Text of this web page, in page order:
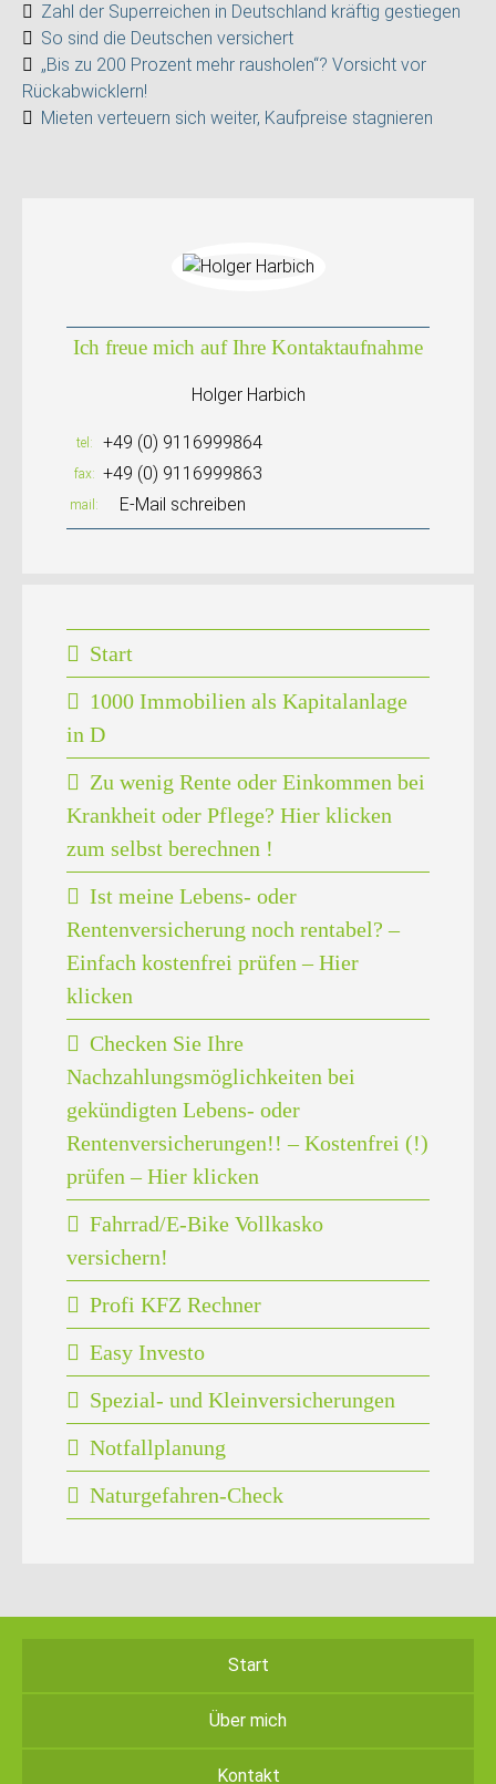
Zahl der Superreichen in Deutschland kräftig gestiegen
So sind die Deutschen versichert
„Bis zu 200 Prozent mehr rausholen“? Vorsicht vor
Rückabwicklern!
Mieten verteuern sich weiter, Kaufpreise stagnieren
Ich freue mich auf Ihre Kontaktaufnahme
Holger Harbich
tel +49 (0) 9116999864
fax +49 (0) 9116999863
mail E-Mail schreiben
Start
1000 Immobilien als Kapitalanlage
in D
Zu wenig Rente oder Einkommen bei
Krankheit oder Pflege? Hier klicken
zum selbst berechnen !
Ist meine Lebens- oder
Rentenversicherung noch rentabel? –
Einfach kostenfrei prüfen – Hier
klicken
Checken Sie Ihre
Nachzahlungsmöglichkeiten bei
gekündigten Lebens- oder
Rentenversicherungen!! – Kostenfrei (!)
prüfen – Hier klicken
Fahrrad/E-Bike Vollkasko
versichern!
Profi KFZ Rechner
Easy Investo
Spezial- und Kleinversicherungen
Notfallplanung
Naturgefahren-Check
Start
Über mich
Kontakt